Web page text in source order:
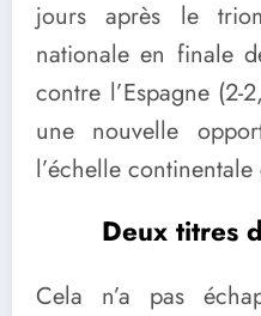
jours après le
nationale en finale
contre l’Espagne (2-
une nouvelle
l’échelle continentale
Deux titres
Cela n’a pas